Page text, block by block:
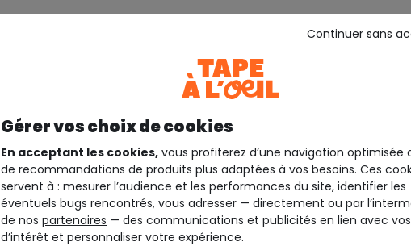
Gérer vos choix de cookies
En acceptant les cookies, vous profiterez d’une navigation optimisée
de recommandations de produits plus adaptées à vos besoins. Ces
servent à : mesurer l’audience et les performances du site, identifier les
éventuels bugs rencontrés, vous adresser — directement ou par
de nos partenaires — des communications et publicités en lien avec
d’intérêt et personnaliser votre expérience.
Continuer sans